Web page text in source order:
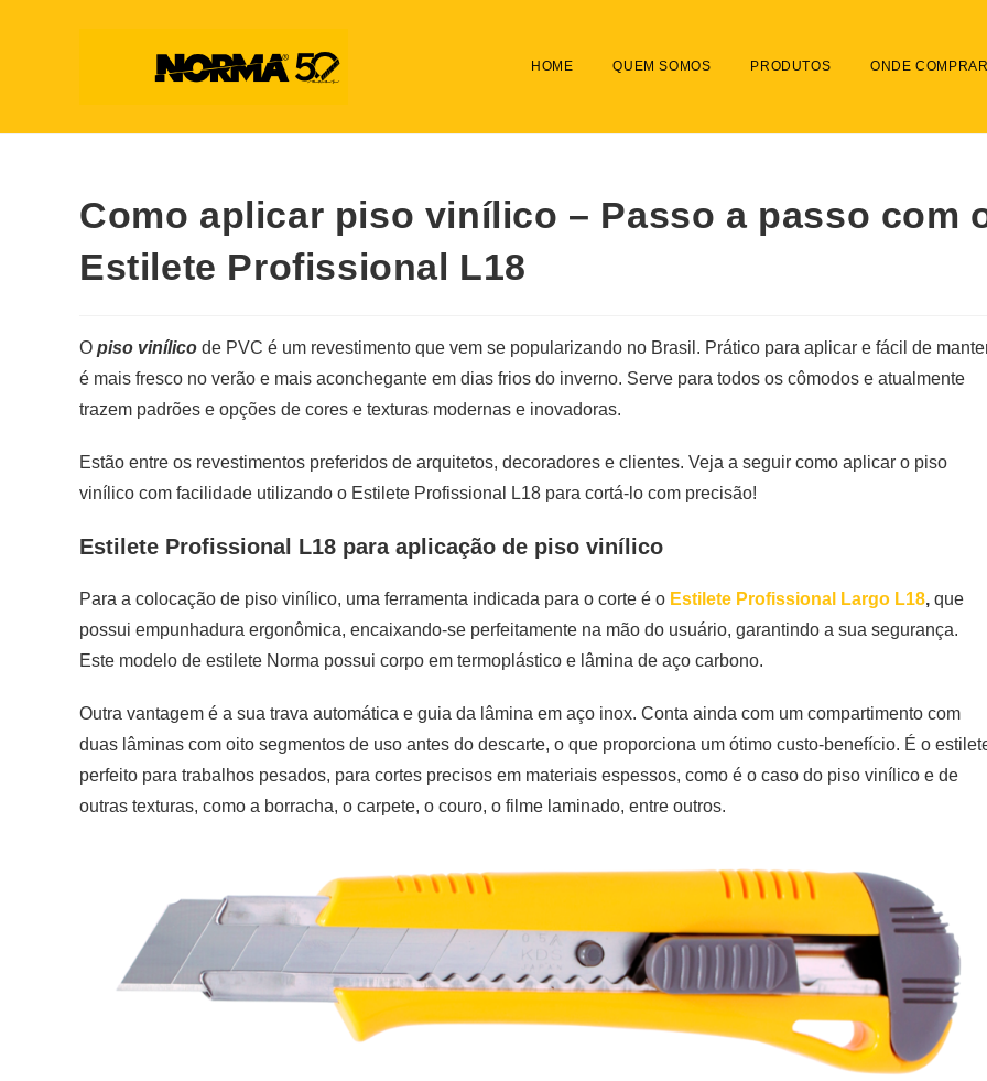
HOME QUEM SOMOS PRODUTOS ONDE
Como aplicar piso vinílico – Passo a passo com
Estilete Profissional L18
O piso vinílico de PVC é um revestimento que vem se popularizando no Brasil. Prático para aplicar e fácil de
é mais fresco no verão e mais aconchegante em dias frios do inverno. Serve para todos os cômodos e atualmente
trazem padrões e opções de cores e texturas modernas e inovadoras.
Estão entre os revestimentos preferidos de arquitetos, decoradores e clientes. Veja a seguir como aplicar o piso
vinílico com facilidade utilizando o Estilete Profissional L18 para cortá-lo com precisão!
Estilete Profissional L18 para aplicação de piso vinílico
Para a colocação de piso vinílico, uma ferramenta indicada para o corte é o Estilete Profissional Largo L18, que
possui empunhadura ergonômica, encaixando-se perfeitamente na mão do usuário, garantindo a sua segurança.
Este modelo de estilete Norma possui corpo em termoplástico e lâmina de aço carbono.
Outra vantagem é a sua trava automática e guia da lâmina em aço inox. Conta ainda com um compartimento com
duas lâminas com oito segmentos de uso antes do descarte, o que proporciona um ótimo custo-benefício. É o
perfeito para trabalhos pesados, para cortes precisos em materiais espessos, como é o caso do piso vinílico e de
outras texturas, como a borracha, o carpete, o couro, o filme laminado, entre outros.